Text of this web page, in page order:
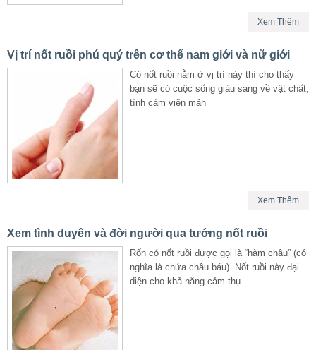
Xem Thêm
Vị trí nốt ruồi phú quý trên cơ thể nam giới và nữ giới
Có nốt ruồi nằm ở vị trí này thì cho thấy
bạn sẽ có cuộc sống giàu sang về vật chất,
tình cảm viên mãn
Xem Thêm
Xem tình duyên và đời người qua tướng nốt ruồi
Rốn có nốt ruồi được gọi là “hàm châu” (có
nghĩa là chứa châu báu). Nốt ruồi này đại
diện cho khả năng cảm thụ